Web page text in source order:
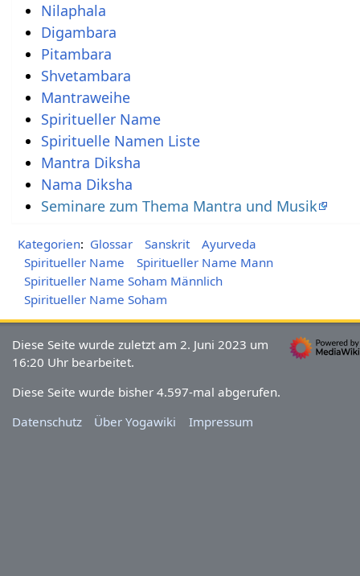
Nilaphala
Digambara
Pitambara
Shvetambara
Mantraweihe
Spiritueller Name
Spirituelle Namen Liste
Mantra Diksha
Nama Diksha
Seminare zum Thema Mantra und Musik
Kategorien: Glossar Sanskrit
Ayurveda
Spiritueller Name
Spiritueller Name Mann
Spiritueller Name Soham Männlich
Spiritueller Name Soham
Diese Seite wurde zuletzt am 2. Juni 2023 um
16:20 Uhr bearbeitet.
Diese Seite wurde bisher 4.597-mal abgerufen.
Datenschutz
Über Yogawiki Impressum